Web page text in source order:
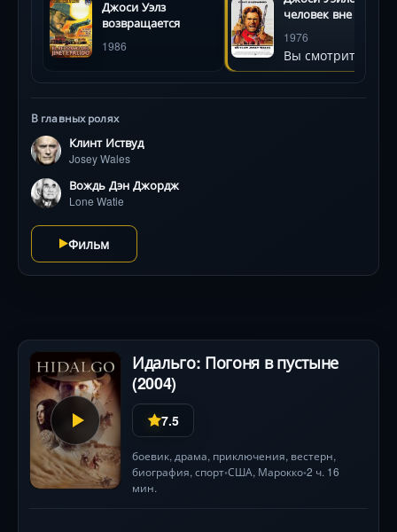
индеец, спасенная от насилия девушка и другие
отверженные. Клинт Иствуд создает атмосферный
портрет человека, чья жажда мести сменяется
желанием защитить новых спутников. Впереди —
переговоры с вождями команчей, засады в каньонах
ли он оставить войну в прошлом.
Джоси Уэлз
возвращается
1986
человек вне закона
1976
Вы смотрите
В главных ролях
Клинт Иствуд
Josey Wales
Вождь Дэн Джордж
Lone Watie
Фильм
Идальго: Погоня в пустыне
(2004)
7.5
боевик, драма, приключения, вестерн,
биография, спорт•США, Марокко•2 ч. 16
мин.